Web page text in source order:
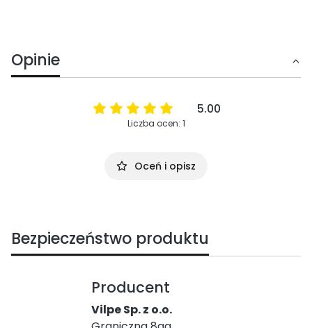
Opinie
5.00
Liczba ocen: 1
Oceń i opisz
Bezpieczeństwo produktu
Producent
Vilpe Sp. z o.o.